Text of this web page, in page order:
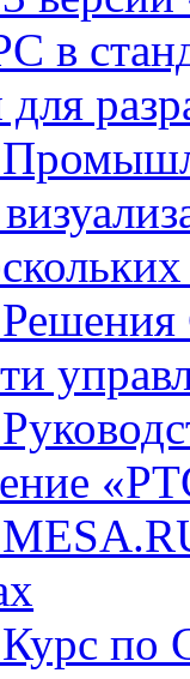
в
по